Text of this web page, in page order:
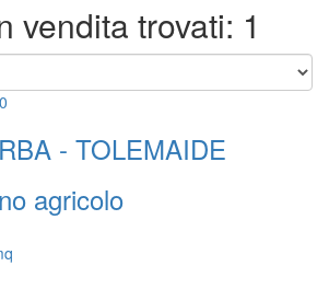
vendita trovati: 1
- TOLEMAIDE
agricolo